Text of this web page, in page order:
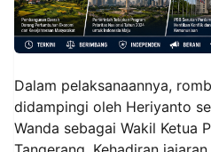
Dalam pelaksanaannya,
didampingi oleh Heriyanto
Wanda sebagai Wakil Ketua